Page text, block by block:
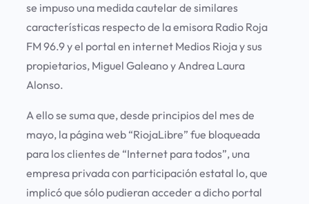
se impuso una medida cautelar de similares
características respecto de la emisora Radio Roja
FM 96.9 y el portal en internet Medios Rioja y sus
propietarios, Miguel Galeano y Andrea Laura
Alonso.
A ello se suma que, desde principios del mes de
mayo, la página web “RiojaLibre” fue bloqueada
para los clientes de “Internet para todos”, una
empresa privada con participación estatal lo, que
implicó que sólo pudieran acceder a dicho portal